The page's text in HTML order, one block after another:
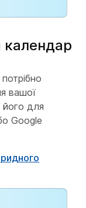
календар
вашої
його для
Google